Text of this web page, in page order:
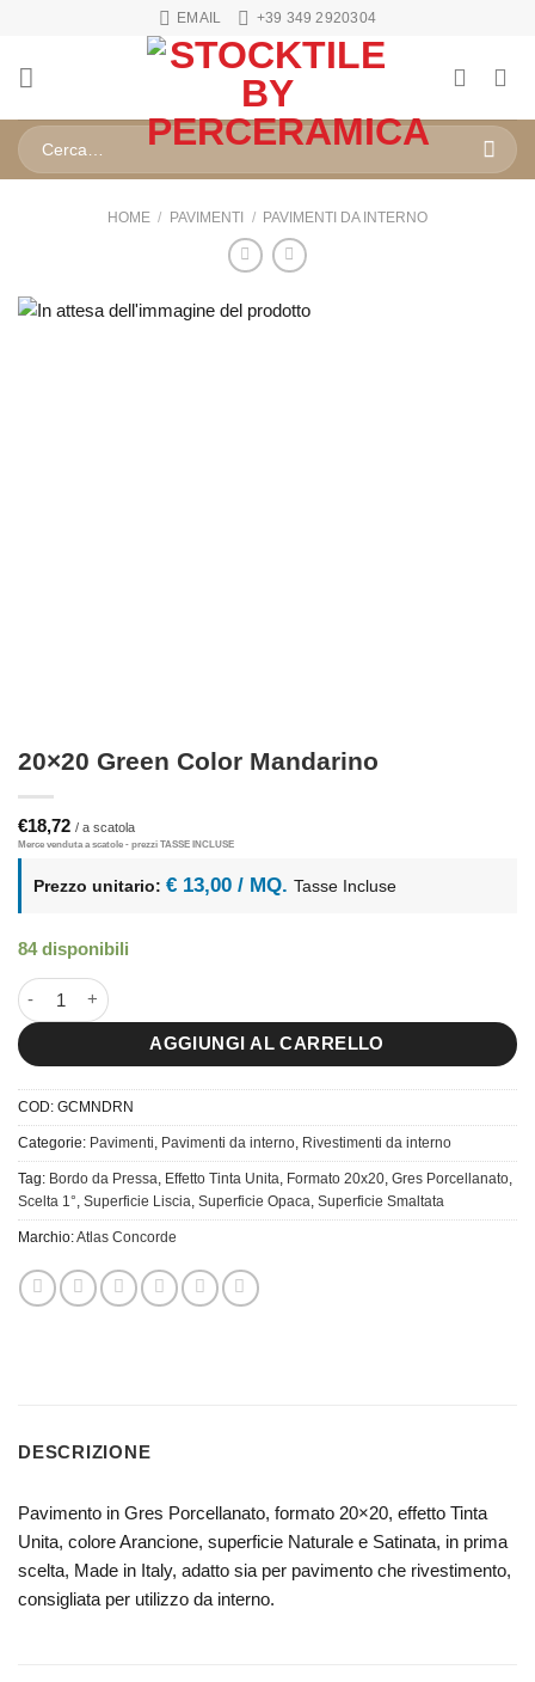
contenuti
EMAIL +39 349 2920304
Cerca:
HOME / PAVIMENTI / PAVIMENTI DA INTERNO
20×20 Green Color Mandarino
€18,72
Prezzo unitario: € 13,00 / MQ. Tasse Incluse
84 disponibili
20x20 Green Color Mandarino quantità
AGGIUNGI AL CARRELLO
COD: GCMNDRN
Categorie: Pavimenti, Pavimenti da interno, Rivestimenti da interno
Tag: Bordo da Pressa, Effetto Tinta Unita, Formato 20x20, Gres Porcellanato,
Scelta 1°, Superficie Liscia, Superficie Opaca, Superficie Smaltata
Marchio:Atlas Concorde
DESCRIZIONE
Pavimento in Gres Porcellanato, formato 20×20, effetto Tinta
Unita, colore Arancione, superficie Naturale e Satinata, in prima
scelta, Made in Italy, adatto sia per pavimento che rivestimento,
consigliata per utilizzo da interno.